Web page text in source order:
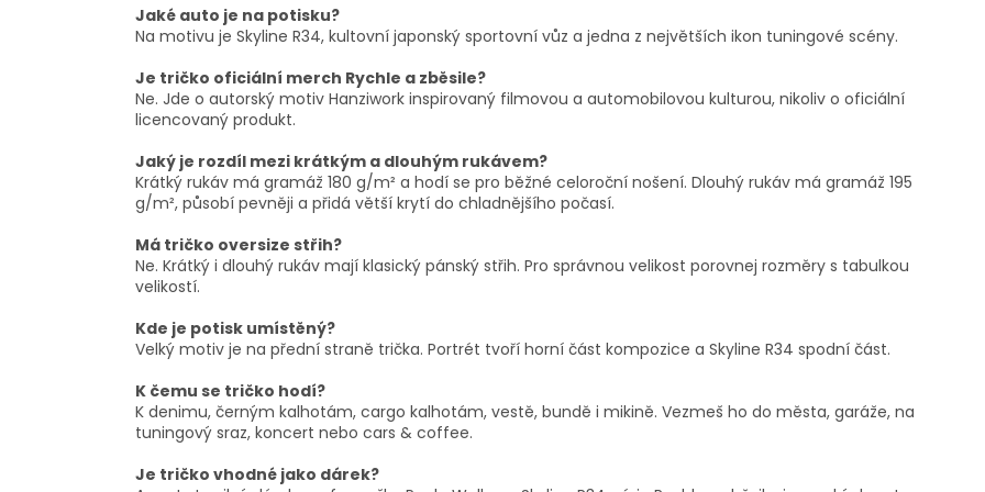
Jaké auto je na potisku?
Na motivu je Skyline R34, kultovní japonský sportovní vůz a jedna z největších ikon tuningové scény.
Je tričko oficiální merch Rychle a zběsile?
Ne. Jde o autorský motiv Hanziwork inspirovaný filmovou a automobilovou kulturou, nikoliv o oficiální
licencovaný produkt.
Jaký je rozdíl mezi krátkým a dlouhým rukávem?
Krátký rukáv má gramáž 180 g/m² a hodí se pro běžné celoroční nošení. Dlouhý rukáv má gramáž 195
g/m², působí pevněji a přidá větší krytí do chladnějšího počasí.
Má tričko oversize střih?
Ne. Krátký i dlouhý rukáv mají klasický pánský střih. Pro správnou velikost porovnej rozměry s tabulkou
velikostí.
Kde je potisk umístěný?
Velký motiv je na přední straně trička. Portrét tvoří horní část kompozice a Skyline R34 spodní část.
K čemu se tričko hodí?
K denimu, černým kalhotám, cargo kalhotám, vestě, bundě i mikině. Vezmeš ho do města, garáže, na
tuningový sraz, koncert nebo cars & coffee.
Je tričko vhodné jako dárek?